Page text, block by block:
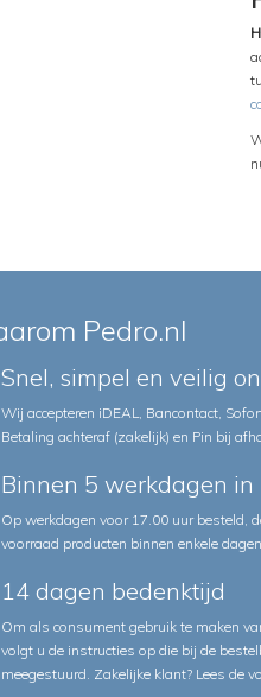
Pedro.nl
Snel, simpel en veilig
Wij accepteren iDEAL, Bancontact,
Betaling achteraf (zakelijk) en Pin bij
Binnen 5 werkdagen in
Op werkdagen voor 17.00 uur besteld,
voorraad producten binnen enkele
14 dagen bedenktijd
Om als consument gebruik te maken
volgt u de instructies op die bij de
meegestuurd. Zakelijke klant? Lees de